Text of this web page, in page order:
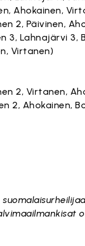
Ahokainen,
2, Päivinen,
3, Lahnajärvi 3,
Virtanen)
2, Virtanen,
2, Ahokainen,